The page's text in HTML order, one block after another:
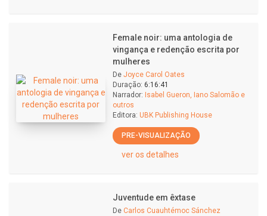
Female noir: uma antologia de
vingança e redenção escrita por
mulheres
De Joyce Carol Oates
Duração: 6:16:41
Narrador: Isabel Gueron, Iano Salomão e
outros
Editora: UBK Publishing House
PRE-VISUALIZAÇÃO
ver os detalhes
Juventude em êxtase
De Carlos Cuauhtémoc Sánchez